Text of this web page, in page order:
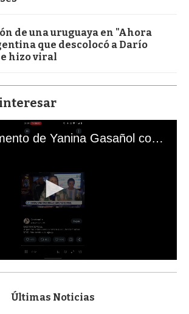
de una uruguaya en "Ahora
que descolocó a Darío
hizo viral
El mal momento de Yanina Gasañol con un hincha argentino en "Subrayado"
Últimas Noticias